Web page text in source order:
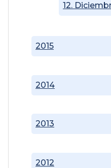
2012
2013
2014
2015
12.